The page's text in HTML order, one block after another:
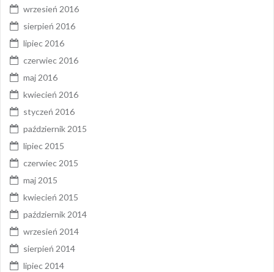
wrzesień 2016
sierpień 2016
lipiec 2016
czerwiec 2016
maj 2016
kwiecień 2016
styczeń 2016
październik 2015
lipiec 2015
czerwiec 2015
maj 2015
kwiecień 2015
październik 2014
wrzesień 2014
sierpień 2014
lipiec 2014